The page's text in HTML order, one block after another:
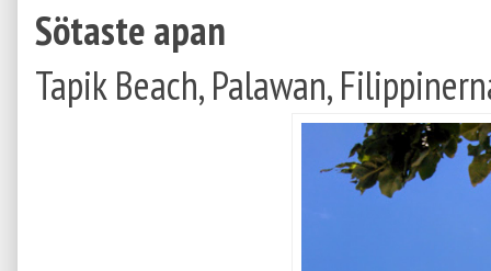
Sötaste apan
Tapik Beach, Palawan,